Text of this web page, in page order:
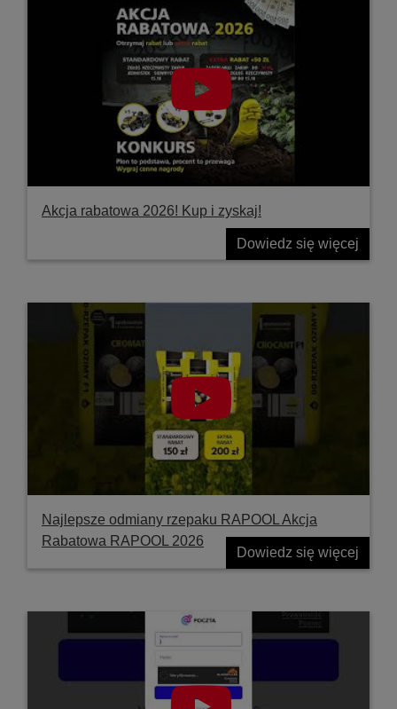
Akcja rabatowa 2026! Kup i zyskaj!
Dowiedz się więcej
Najlepsze odmiany rzepaku RAPOOL Akcja
Rabatowa RAPOOL 2026
Dowiedz się więcej